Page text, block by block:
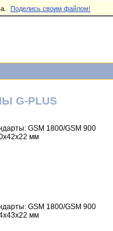
Поделись своим файлом!
G-PLUS
GSM 1800/GSM 900
мм
GSM 1800/GSM 900
мм